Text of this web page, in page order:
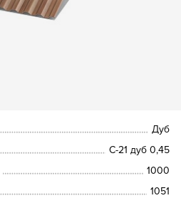
Дуб
С-21 дуб 0,45
1000
1051